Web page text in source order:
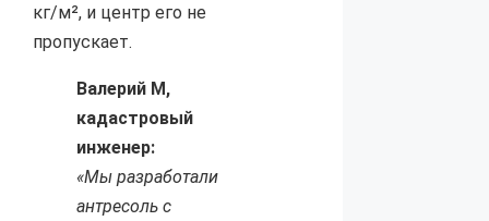
кг/м², и центр его не
пропускает.
Валерий М,
кадастровый
инженер:
«Мы разработали
антресоль с